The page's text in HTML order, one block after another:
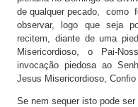
de qualquer pecado,
observar, logo que seja
recitem, diante de uma
Misericordioso, o Pai-
invocação piedosa ao
Jesus Misericordioso, Confio
Se nem sequer isto pode